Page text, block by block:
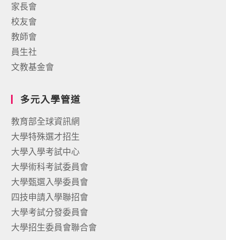
家長會
校友會
教師會
員生社
文教基金會
多元入學管道
教育部全球資訊網
大學特殊選才招生
大學入學考試中心
大學術科考試委員會
大學甄選入學委員會
四技申請入學聯招會
大學考試分發委員會
大學招生委員會聯合會